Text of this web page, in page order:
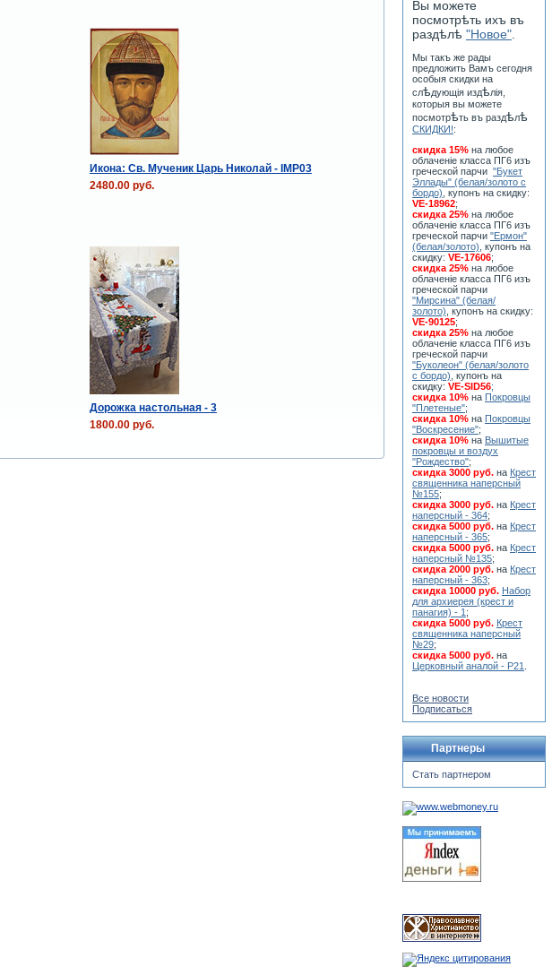
Икона: Св. Мученик Царь Николай - IMP03
2480.00 руб.
Дорожка настольная - 3
1800.00 руб.
Вы можете
посмотрѣть ихъ въ
раздѣлѣ "Новое"
Мы такъ же рады
предложить Вамъ сегодня
особыя скидки на
слѣдующiя издѣлiя,
которыя вы можете
посмотрѣть въ раздѣлѣ
СКИДКИ!:
скидка 15% на любое
облаченiе класса ПГ6 изъ
греческой парчи "Букет
Эллады" (белая/золото с
бордо) , купонъ на скидку:
VE-18962;
скидка 25% на любое
облаченiе класса ПГ6 изъ
греческой парчи "Ермон"
(белая/золото) , купонъ на
скидку: VE-17606;
скидка 25% на любое
облаченiе класса ПГ6 изъ
греческой парчи
"Мирсина" (белая/
золото) , купонъ на скидку:
VE-90125;
скидка 25% на любое
облаченiе класса ПГ6 изъ
греческой парчи
"Буколеон" (белая/золото
с бордо) , купонъ на
скидку: VE-SID56;
скидка 10% на Покровцы
"Плетеные";
скидка 10% на Покровцы
"Воскресение";
скидка 10% на Вышитые
покровцы и воздух
"Рождество";
скидка 3000 руб. на Крест
священника наперсный
№155;
скидка 3000 руб. на Крест
наперсный - 364;
скидка 5000 руб. на Крест
наперсный - 365;
скидка 5000 руб. на Крест
наперсный №135;
скидка 2000 руб. на Крест
наперсный - 363;
скидка 10000 руб. Набор
для архиерея (крест и
панагия) - 1 ;
скидка 5000 руб. Крест
священника наперсный
№29;
скидка 5000 руб. на
Церковный аналой - Р21
Все новости
Подписаться
Партнеры
Стать партнером